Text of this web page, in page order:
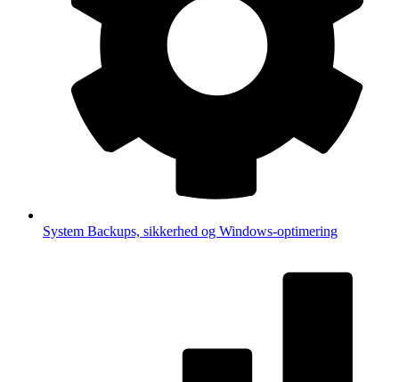
System Backups, sikkerhed og Windows-optimering